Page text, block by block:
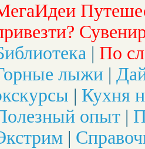
| По
лыжи |
| Кухня
опыт |
|